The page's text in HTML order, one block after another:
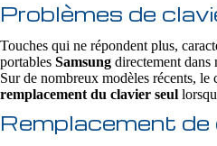
Problèmes de
Touches qui ne répondent plus,
portables Samsung directement dans
Sur de nombreux modèles récents, le
remplacement du clavier seul
Remplacement de